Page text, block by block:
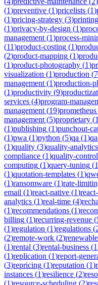
(1)preventive (1)pricelists (1)
(1)pricing-strategy (3)printing
(1)privacy-by-design (1)
management (1)process-
(11)product-costing (1)
(2)product-mapping (1)
(1)product-photography (1)
visualization (1)production (7
management (1)production-
(1)productivity (9)
services (4)program-
management (19)prometheus
management (5)proprietary (1
(1)publishing (1)punchout-
(1)pwa (1)python (5)qa (1)
(1)quality (3)quality-analytics
compliance (1)quality-control
computing (1)query-tuning (1
(1)quotation-templates (1)
(1)ransomware (1)rate-
email (1)react-native (1)
analytics (1)real-time (4)
(1)recommendations (1)
billing (1)recurring-revenue (
(1)regulation (1)regulations (
(2)remote-work (2)
(1)rental (3)rental-business (1
(1)replication (1)report-
(3)repricing (1)reputation (1)
instances (1)resilience (2)
(1)resource-scheduling (2)